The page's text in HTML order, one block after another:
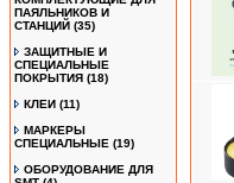
ПАЯЛЬНИКОВ И
СТАНЦИЙ (35)
ЗАЩИТНЫЕ И
СПЕЦИАЛЬНЫЕ
ПОКРЫТИЯ (18)
КЛЕИ (11)
МАРКЕРЫ
СПЕЦИАЛЬНЫЕ (19)
ОБОРУДОВАНИЕ ДЛЯ